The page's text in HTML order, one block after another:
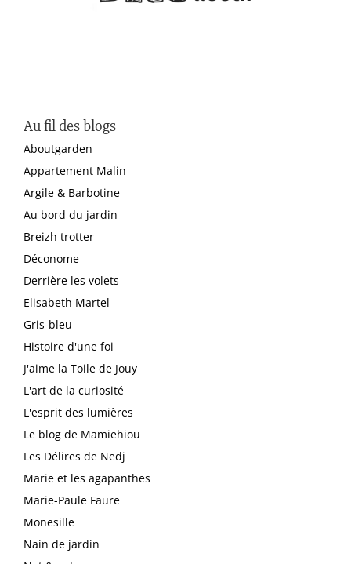
Au fil des blogs
Aboutgarden
Appartement Malin
Argile & Barbotine
Au bord du jardin
Breizh trotter
Déconome
Derrière les volets
Elisabeth Martel
Gris-bleu
Histoire d'une foi
J'aime la Toile de Jouy
L'art de la curiosité
L'esprit des lumières
Le blog de Mamiehiou
Les Délires de Nedj
Marie et les agapanthes
Marie-Paule Faure
Monesille
Nain de jardin